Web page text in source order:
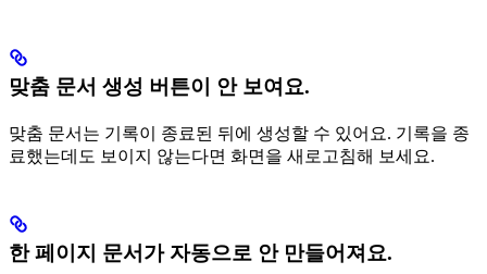
맞춤 문서 생성 버튼이 안 보여요.
맞춤 문서는 기록이 종료된 뒤에 생성할 수 있어요. 기록을 종
료했는데도 보이지 않는다면 화면을 새로고침해 보세요.
한 페이지 문서가 자동으로 안 만들어져요.